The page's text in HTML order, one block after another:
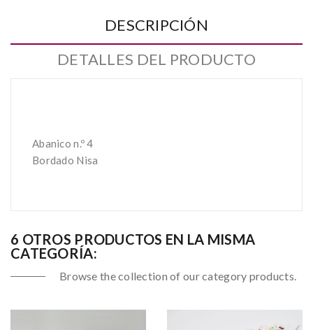
DESCRIPCIÓN
DETALLES DEL PRODUCTO
Abanico n.º 4
Bordado Nisa
6 OTROS PRODUCTOS EN LA MISMA
CATEGORÍA:
Browse the collection of our category products.